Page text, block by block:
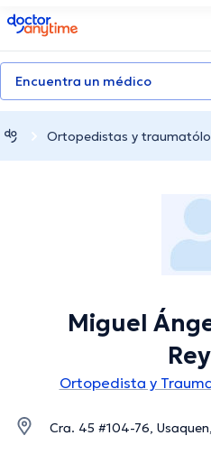
doctoranytime
Encuentra un médico
Ortopedistas y
Miguel
Ortopedista y
Cra. 45 #104-76,